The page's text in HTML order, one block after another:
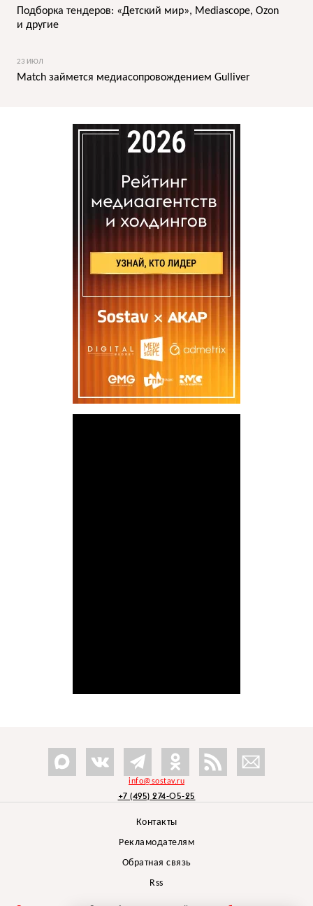
Подборка тендеров: «Детский мир», Mediascope, Ozon
и другие
23 ИЮЛ
Match займется медиасопровождением Gulliver
info@sostav.ru
+7 (495) 274-05-25
Контакты
Рекламодателям
Обратная связь
Rss